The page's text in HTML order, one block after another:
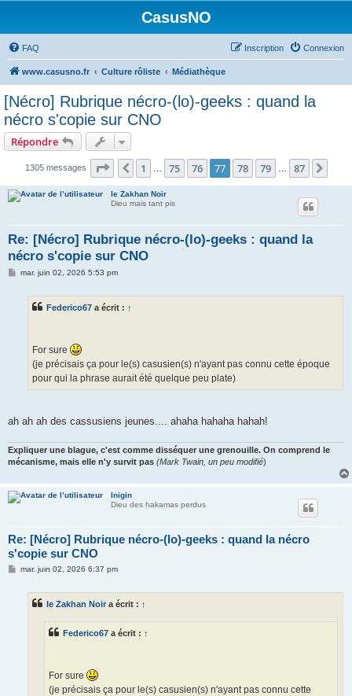
CasusNO
FAQ Connexion
Inscription
www.casusno.fr Culture rôliste Médiathèque
[Nécro] Rubrique nécro-(lo)-geeks : quand la
nécro s'copie sur CNO
Répondre
1305 messages Page 77 sur 87
Précédent
1 75 76 77 78 79 87
le Zakhan Noir
Dieu mais tant pis
Re: [Nécro] Rubrique nécro-(lo)-geeks : quand la
nécro s'copie sur CNO
Mmar. juin 02, 2026 5:53 pm
Federico67 a écrit : ↑
For sure
(je précisais ça pour le(s) casusien(s) n'ayant pas connu cette époque
pour qui la phrase aurait été quelque peu plate)
ah ah ah des cassusiens jeunes.... ahaha hahaha hahah!
Expliquer une blague, c'est comme disséquer une grenouille. On comprend le
mécanisme, mais elle n'y survit pas (Mark Twain, un peu modifié)
Inigin
Dieu des hakamas perdus
Re: [Nécro] Rubrique nécro-(lo)-geeks : quand la nécro
s'copie sur CNO
Mmar. juin 02, 2026 6:37 pm
le Zakhan Noir a écrit : ↑
Federico67 a écrit : ↑
For sure
(je précisais ça pour le(s) casusien(s) n'ayant pas connu cette